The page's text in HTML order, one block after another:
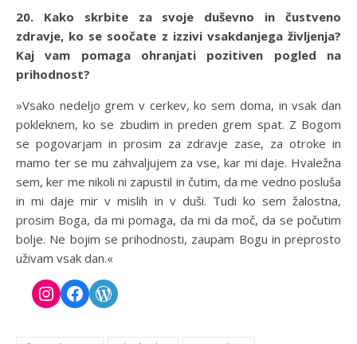
20. Kako skrbite za svoje duševno in čustveno
zdravje, ko se soočate z izzivi vsakdanjega življenja?
Kaj vam pomaga ohranjati pozitiven pogled na
prihodnost?
»Vsako nedeljo grem v cerkev, ko sem doma, in vsak dan
pokleknem, ko se zbudim in preden grem spat. Z Bogom
se pogovarjam in prosim za zdravje zase, za otroke in
mamo ter se mu zahvaljujem za vse, kar mi daje. Hvaležna
sem, ker me nikoli ni zapustil in čutim, da me vedno posluša
in mi daje mir v mislih in v duši. Tudi ko sem žalostna,
prosim Boga, da mi pomaga, da mi da moč, da se počutim
bolje. Ne bojim se prihodnosti, zaupam Bogu in preprosto
uživam vsak dan.«